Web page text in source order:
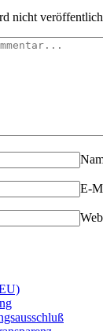
nicht
E-